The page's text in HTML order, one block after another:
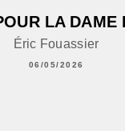
LA DAME
Éric Fouassier
06/05/2026